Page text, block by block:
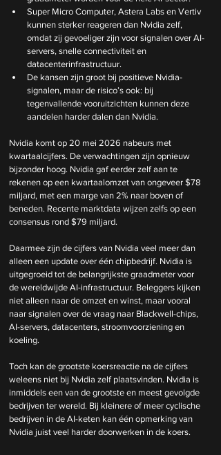
Super Micro Computer, Astera Labs en Vertiv
kunnen sterker reageren dan Nvidia zelf,
omdat zij gevoeliger zijn voor signalen over AI-
servers, snelle connectiviteit en
datacenterinfrastructuur.
De kansen zijn groot bij positieve Nvidia-
signalen, maar de risico’s ook: bij
tegenvallende vooruitzichten kunnen deze
aandelen harder dalen dan Nvidia.
Nvidia komt op 20 mei 2026 nabeurs met
kwartaalcijfers. De verwachtingen zijn opnieuw
bijzonder hoog. Nvidia gaf eerder zelf aan te
rekenen op een kwartaalomzet van ongeveer $78
miljard, met een marge van 2% naar boven of
beneden. Recente marktdata wijzen zelfs op een
consensus rond $79 miljard.
Daarmee zijn de cijfers van Nvidia veel meer dan
alleen een update over één chipbedrijf. Nvidia is
uitgegroeid tot de belangrijkste graadmeter voor
de wereldwijde AI-infrastructuur. Beleggers kijken
niet alleen naar de omzet en winst, maar vooral
naar signalen over de vraag naar Blackwell-chips,
AI-servers, datacenters, stroomvoorziening en
koeling.
Toch kan de grootste koersreactie na de cijfers
weleens niet bij Nvidia zelf plaatsvinden. Nvidia is
inmiddels een van de grootste en meest gevolgde
bedrijven ter wereld. Bij kleinere of meer cyclische
bedrijven in de AI-keten kan één opmerking van
Nvidia juist veel harder doorwerken in de koers.